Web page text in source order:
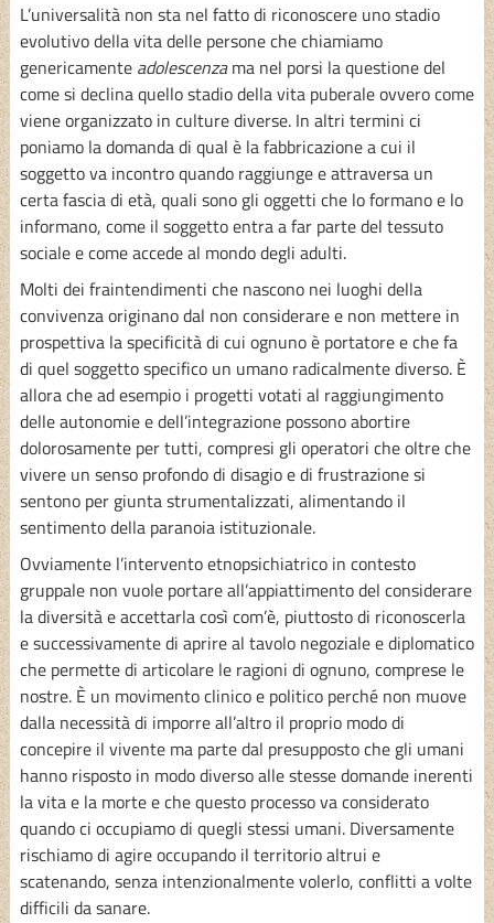
L’universalità non sta nel fatto di riconoscere uno stadio
evolutivo della vita delle persone che chiamiamo
genericamente adolescenzama nel porsi la questione del
come si declina quello stadio della vita puberale ovvero come
viene organizzato in culture diverse. In altri termini ci
poniamo la domanda di qual è la fabbricazione a cui il
soggetto va incontro quando raggiunge e attraversa un
certa fascia di età, quali sono gli oggetti che lo formano e lo
informano, come il soggetto entra a far parte del tessuto
sociale e come accede al mondo degli adulti.
Molti dei fraintendimenti che nascono nei luoghi della
convivenza originano dal non considerare e non mettere in
prospettiva la specificità di cui ognuno è portatore e che fa
di quel soggetto specifico un umano radicalmente diverso. È
allora che ad esempio i progetti votati al raggiungimento
delle autonomie e dell’integrazione possono abortire
dolorosamente per tutti, compresi gli operatori che oltre che
vivere un senso profondo di disagio e di frustrazione si
sentono per giunta strumentalizzati, alimentando il
sentimento della paranoia istituzionale.
Ovviamente l’intervento etnopsichiatrico in contesto
gruppale non vuole portare all’appiattimento del considerare
la diversità e accettarla così com’è, piuttosto di riconoscerla
e successivamente di aprire al tavolo negoziale e diplomatico
che permette di articolare le ragioni di ognuno, comprese le
nostre. È un movimento clinico e politico perché non muove
dalla necessità di imporre all’altro il proprio modo di
concepire il vivente ma parte dal presupposto che gli umani
hanno risposto in modo diverso alle stesse domande inerenti
la vita e la morte e che questo processo va considerato
quando ci occupiamo di quegli stessi umani. Diversamente
rischiamo di agire occupando il territorio altrui e
scatenando, senza intenzionalmente volerlo, conflitti a volte
difficili da sanare.